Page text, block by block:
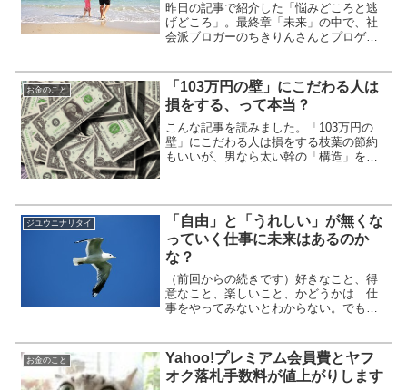
昨日の記事で紹介した「悩みどころと逃
げどころ」。最終章「未来」の中で、社
会派ブロガーのちきりんさんとプロゲー
暗い」と言われたら、どうアドバイスし
ますか？という記事の中...
お金のこと
「103万円の壁」にこだわる人は
損をする、って本当？
こんな記事を読みました。「103万円の
壁」にこだわる人は損をする枝葉の節約
もいいが、男なら太い幹の「構造」を知
ル層の男性を対象に「骨...
ジユウニナリタイ
「自由」と「うれしい」が無くな
っていく仕事に未来はあるのか
な？
（前回からの続きです）好きなこと、得
意なこと、楽しいこと、かどうかは 仕
事をやってみないとわからない。でも、
ていける」ことがうれしかったのを覚え
ています。（正直に言うと...
お金のこと
Yahoo!プレミアム会員費とヤフ
オク落札手数料が値上がりします